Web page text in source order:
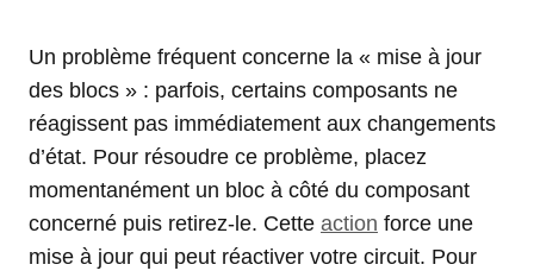
Un problème fréquent concerne la « mise à jour
des blocs » : parfois, certains composants ne
réagissent pas immédiatement aux changements
d’état. Pour résoudre ce problème, placez
momentanément un bloc à côté du composant
concerné puis retirez-le. Cette action force une
mise à jour qui peut réactiver votre circuit. Pour